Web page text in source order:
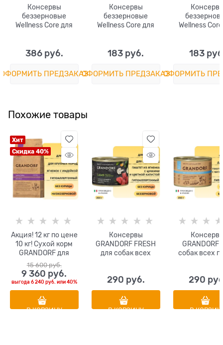
Консервы
беззерновые
Wellness Core для
Lamb with Pumpkin
386 руб.
ОФОРМИТЬ ПРЕДЗАКАЗ
Консервы
беззерновые
Wellness Core для
Small Breed Savoury
Medleys Chicken,
Duck, Peas and
Carrots
183 руб.
ОФОРМИТЬ ПРЕДЗАКАЗ
Wellness
овощами
Breed
Medleys
Turkey
183
ОФОРМИТЬ
Похожие товары
Хит
Скидка 40%
Акция! 12 кг по цене
10 кг! Сухой корм
GRANDORF для
взрослых собак
крупных пород с
ягненком и
индейкой MAXI
Lamb and Turkey
15 600 руб.
9 360 руб.
выгода 6 240 руб. или40%
В КОРЗИНУ
Консервы
GRANDORF FRESH
для собак всех
и цветной капустой
290 руб.
В КОРЗИНУ
GRANDORF
собак всех
и цветной
290
В